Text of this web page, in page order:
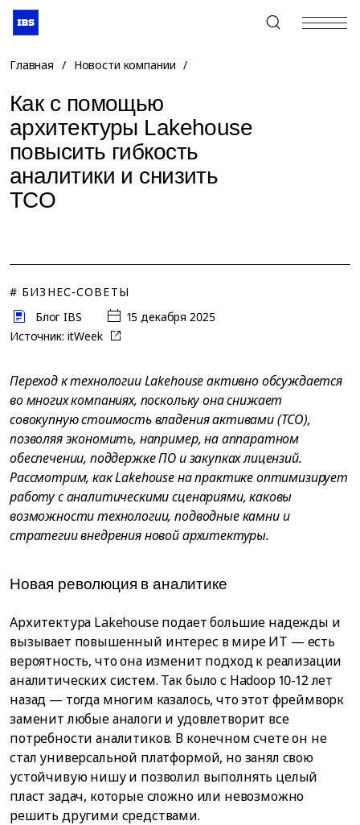
+7 (495) 967-80-80
Главная / Новости компании /
Как с помощью
архитектуры Lakehouse
повысить гибкость
аналитики и снизить
TCO
# БИЗНЕС-СОВЕТЫ
Блог IBS
15 декабря 2025
Источник: itWeek
Переход к технологии Lakehouse активно обсуждается
во многих компаниях, поскольку она снижает
совокупную стоимость владения активами (TCO),
позволяя экономить, например, на аппаратном
обеспечении, поддержке ПО и закупках лицензий.
Рассмотрим, как Lakehouse на практике оптимизирует
работу с аналитическими сценариями, каковы
возможности технологии, подводные камни и
стратегии внедрения новой архитектуры.
Новая революция в аналитике
Архитектура Lakehouse подает большие надежды и
вызывает повышенный интерес в мире ИТ — есть
вероятность, что она изменит подход к реализации
аналитических систем. Так было с Hadoop 10-12 лет
назад — тогда многим казалось, что этот фреймворк
заменит любые аналоги и удовлетворит все
потребности аналитиков. В конечном счете он не
стал универсальной платформой, но занял свою
устойчивую нишу и позволил выполнять целый
пласт задач, которые сложно или невозможно
решить другими средствами.